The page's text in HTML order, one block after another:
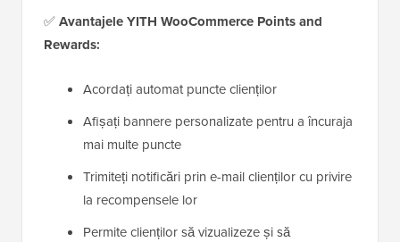
✅Avantajele YITH WooCommerce Points and
Rewards:
Acordați automat puncte clienților
Afișați bannere personalizate pentru a încuraja
mai multe puncte
Trimiteți notificări prin e-mail clienților cu privire
la recompensele lor
Permite clienților să vizualizeze și să